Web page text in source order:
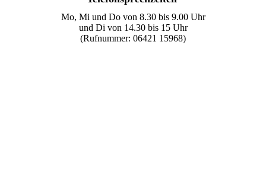
Mo, Mi und Do von 8.30 bis 9.00 Uhr
und Di von 14.30 bis 15 Uhr
(Rufnummer: 06421 15968)